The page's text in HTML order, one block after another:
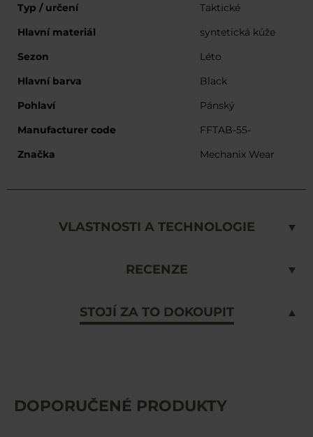
Typ / určení
Taktické
Hlavní materiál
syntetická kůže
Sezon
Léto
Hlavní barva
Black
Pohlaví
Pánský
Manufacturer code
FFTAB-55-
Značka
Mechanix Wear
VLASTNOSTI A TECHNOLOGIE
RECENZE
STOJÍ ZA TO DOKOUPIT
DOPORUČENÉ PRODUKTY